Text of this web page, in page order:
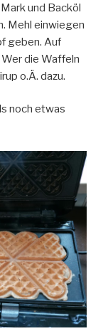
und Backöl
Mehl einwiegen
geben. Auf
die Waffeln
o.Ä. dazu.
noch etwas